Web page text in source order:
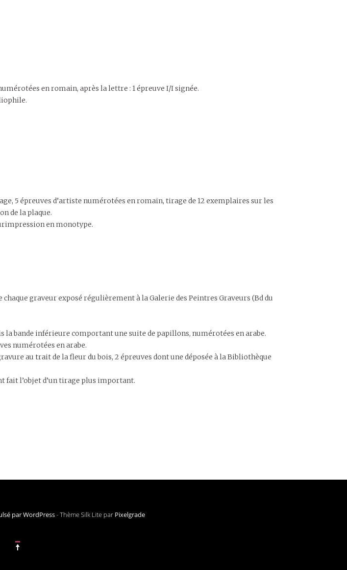
en romain, après la lettre : 1 épreuve I/I signée.
5 épreuves d’artiste numérotées en romain, tirage de 12 exemplaires sur les
de la plaque.
en monotype.
chaque graveur exposé régulièrement à la Galerie des Peintres Graveurs (Bd du
la bande inférieure comportant une suite de papillons, numérotées en arabe.
numérotées en arabe.
au trait de la fleur du bois, 2 épreuves dont une déposée à la Bibliothèque
fait l’objet d’un tirage plus important.
par WordPress-Thème Silk Lite par Pixelgrade